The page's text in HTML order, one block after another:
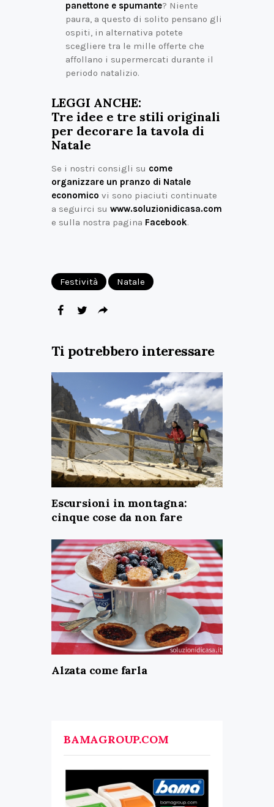
panettone e spumante? Niente
paura, a questo di solito pensano gli
ospiti, in alternativa potete
scegliere tra le mille offerte che
affollano i supermercati durante il
periodo natalizio.
LEGGI ANCHE:
Tre idee e tre stili originali
per decorare la tavola di
Natale
Se i nostri consigli su come
organizzare un pranzo di Natale
economico vi sono piaciuti continuate
a seguirci su www.soluzionidicasa.com
e sulla nostra pagina Facebook.
Festività Natale
Ti potrebbero interessare
Escursioni in montagna:
cinque cose da non fare
Alzata come farla
BAMAGROUP.COM